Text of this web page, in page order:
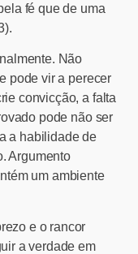
fé que de uma
Não
pode vir a perecer
convicção, a falta
pode não ser
a habilidade de
Argumento
um ambiente
e o rancor
a verdade em